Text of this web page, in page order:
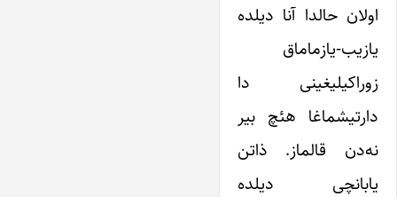
اولان حالدا آنا دیلده
یازیب-یازماماق
زوراکیلیغینی دا
دارتیشماغا هئچ بیر
نه‌دن قالماز. ذاتن
یابانچی دیلده